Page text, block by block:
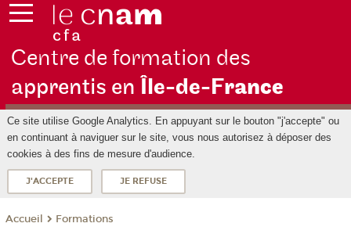
Centre de formation des
apprentis en Île-de-France
Ce site utilise Google Analytics. En appuyant sur le bouton "j'accepte" ou
en continuant à naviguer sur le site, vous nous autorisez à déposer des
cookies à des fins de mesure d'audience.
J'ACCEPTE JE REFUSE
Accueil Formations